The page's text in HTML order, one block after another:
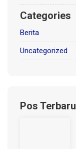
Categories
Berita
Uncategorized
Pos Terbaru